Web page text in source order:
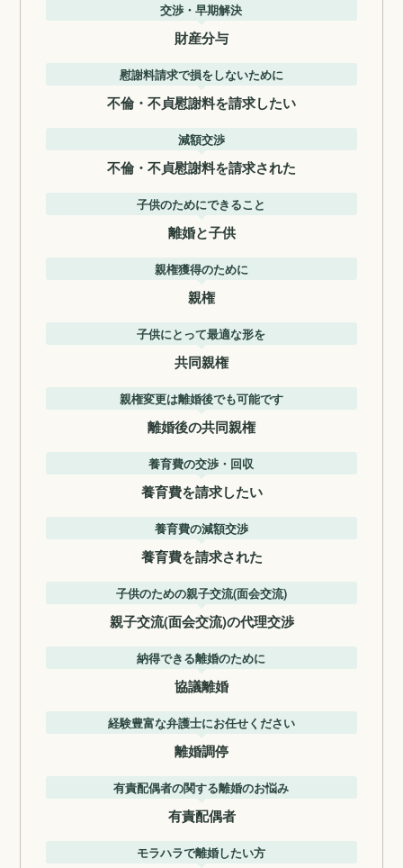
交渉・早期解決
財産分与
慰謝料請求で損をしないために
不倫・不貞慰謝料を請求したい
減額交渉
不倫・不貞慰謝料を請求された
子供のためにできること
離婚と子供
親権獲得のために
親権
子供にとって最適な形を
共同親権
親権変更は離婚後でも可能です
離婚後の共同親権
養育費の交渉・回収
養育費を請求したい
養育費の減額交渉
養育費を請求された
子供のための親子交流(面会交流)
親子交流(面会交流)の代理交渉
納得できる離婚のために
協議離婚
経験豊富な弁護士にお任せください
離婚調停
有責配偶者の関する離婚のお悩み
有責配偶者
モラハラで離婚したい方